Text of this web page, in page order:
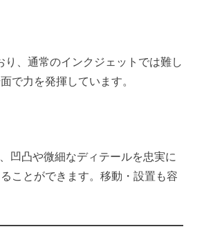
、通常のインクジェットでは難し
で力を発揮しています。
凹凸や微細なディテールを忠実に
ことができます。移動・設置も容